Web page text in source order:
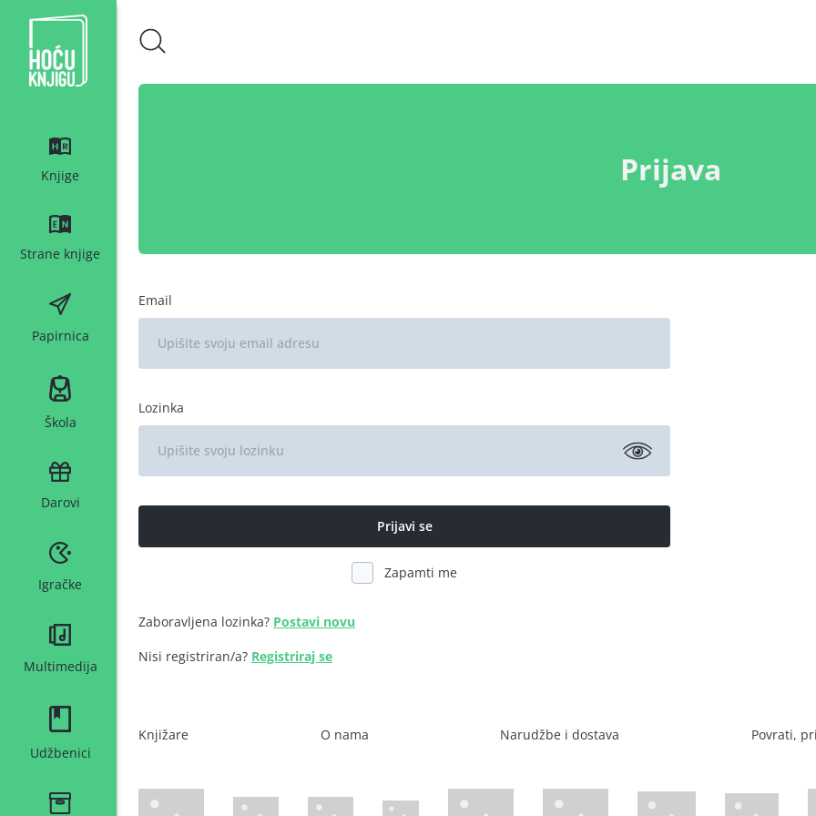
Hoću knjigu bijeli logo
Knjige
Strane knjige
Papirnica
Škola
Darovi
Igračke
Multimedija
Udžbenici
Prijava
Email
Lozinka
Zapamti me
Zaboravljena lozinka? Postavi novu
Nisi registriran/a? Registriraj se
Knjižare O nama Narudžbe i dostava Povrati,
WsPay web stranicaMaestro web stranicaMastercard web stranicaAmerican Express web stranica
Visa web stranica Diners web stranicaTrustwave certificirano
Mastercard